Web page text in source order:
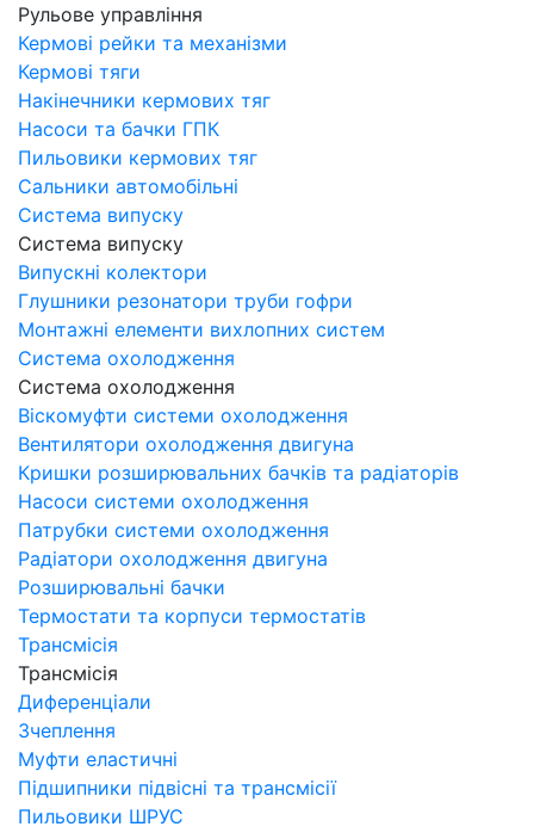
Рульове управління
Кермові рейки та механізми
Кермові тяги
Накінечники кермових тяг
Насоси та бачки ГПК
Пильовики кермових тяг
Сальники автомобільні
Система випуску
Система випуску
Випускні колектори
Глушники резонатори труби гофри
Монтажні елементи вихлопних систем
Система охолодження
Система охолодження
Віскомуфти системи охолодження
Вентилятори охолодження двигуна
Кришки розширювальних бачків та радіаторів
Насоси системи охолодження
Патрубки системи охолодження
Радіатори охолодження двигуна
Розширювальні бачки
Термостати та корпуси термостатів
Трансмісія
Трансмісія
Диференціали
Зчеплення
Муфти еластичні
Підшипники підвісні та трансмісії
Пильовики ШРУС